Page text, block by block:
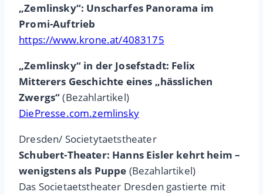
„Zemlinsky“: Unscharfes Panorama im
Promi-Auftrieb
https://www.krone.at/4083175
„Zemlinsky“ in der Josefstadt: Felix
Mitterers Geschichte eines „hässlichen
Zwergs“(Bezahlartikel)
DiePresse.com.zemlinsky
Dresden/ Societytaetstheater
Schubert-Theater: Hanns Eisler kehrt heim –
wenigstens als Puppe (Bezahlartikel)
Das Societaetstheater Dresden gastierte mit